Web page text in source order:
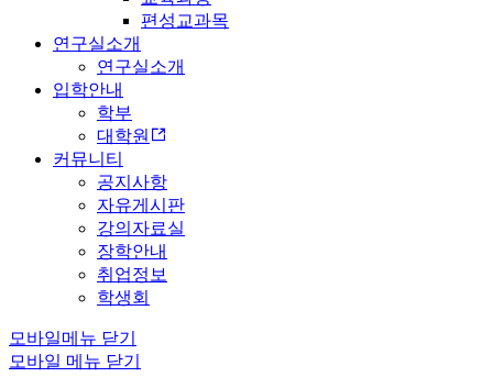
편성교과목
연구실소개
연구실소개
입학안내
학부
대학원
커뮤니티
공지사항
자유게시판
강의자료실
장학안내
취업정보
학생회
모바일메뉴 닫기
모바일 메뉴 닫기